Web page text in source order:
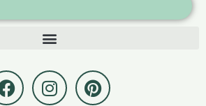
F
a
I
n
P
i